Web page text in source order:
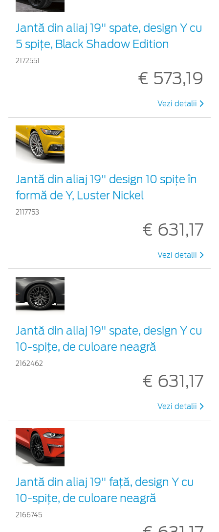
Jantă din aliaj 19" spate, design Y cu
5 spițe, Black Shadow Edition
2172551
€ 573,19
Vezi detalii
Jantă din aliaj 19" design 10 spiţe în
formă de Y, Luster Nickel
2117753
€ 631,17
Vezi detalii
Jantă din aliaj 19" spate, design Y cu
10-spiţe, de culoare neagră
2162462
€ 631,17
Vezi detalii
Jantă din aliaj 19" faţă, design Y cu
10-spiţe, de culoare neagră
2166745